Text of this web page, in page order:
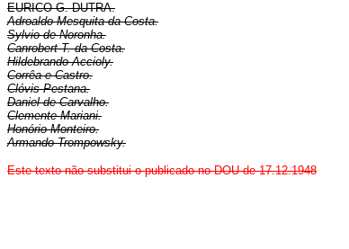
EURICO G. DUTRA.
Adroaldo Mesquita da Costa.
Sylvio de Noronha.
Canrobert T. da Costa.
Hildebrando Accioly.
Corrêa e Castro.
Clóvis Pestana.
Daniel de Carvalho.
Clemente Mariani.
Honório Monteiro.
Armando Trompowsky.
Este texto não substitui o publicado no DOU de 17.12.1948